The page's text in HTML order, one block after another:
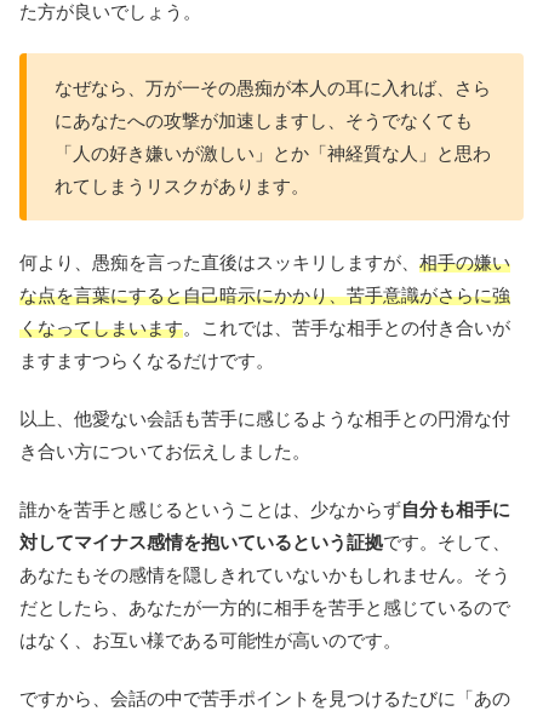
た方が良いでしょう。
なぜなら、万が一その愚痴が本人の耳に入れば、さら
にあなたへの攻撃が加速しますし、そうでなくても
「人の好き嫌いが激しい」とか「神経質な人」と思わ
れてしまうリスクがあります。
何より、愚痴を言った直後はスッキリしますが、 相手の嫌い
な点を言葉にすると自己暗示にかかり、苦手意識がさらに強
くなってしまいます。これでは、苦手な相手との付き合いが
ますますつらくなるだけです。
以上、他愛ない会話も苦手に感じるような相手との円滑な付
き合い方についてお伝えしました。
誰かを苦手と感じるということは、少なからず自分も相手に
対してマイナス感情を抱いているという証拠です。そして、
あなたもその感情を隠しきれていないかもしれません。そう
だとしたら、あなたが一方的に相手を苦手と感じているので
はなく、お互い様である可能性が高いのです。
ですから、会話の中で苦手ポイントを見つけるたびに「あの